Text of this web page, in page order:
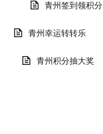
青州签到领积分
青州幸运转转乐
青州积分抽大奖